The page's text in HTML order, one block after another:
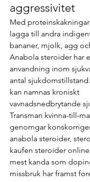
aggressivitet
Med
lagga till andra
bananer, mjolk, agg
Anabola steroider har
anvandning inom
antal
kan namnas kroniskt
vavnadsnedbrytande
Transman kvinna-till-
genomgar
anabola steroider,
kaufen steroider
mest kanda som
missbruk har framst